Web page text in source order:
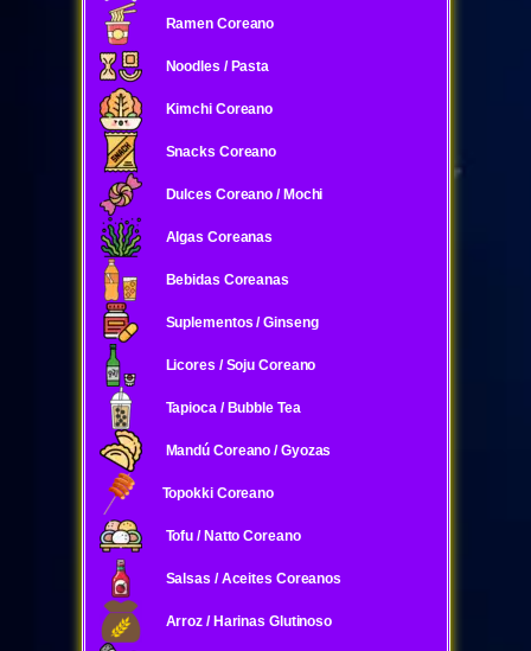
Ramen Coreano
Noodles / Pasta
Kimchi Coreano
Snacks Coreano
Dulces Coreano / Mochi
Algas Coreanas
Bebidas Coreanas
Suplementos / Ginseng
Licores / Soju Coreano
Tapioca / Bubble Tea
Mandú Coreano / Gyozas
Topokki Coreano
Tofu / Natto Coreano
Salsas / Aceites Coreanos
Arroz / Harinas Glutinoso